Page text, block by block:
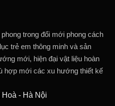
trong đổi mới phong cách
trẻ em thông minh và sản
mới, hiện đại vật liệu hoàn
hợp mới các xu hướng thiết kế
- Hà Nội